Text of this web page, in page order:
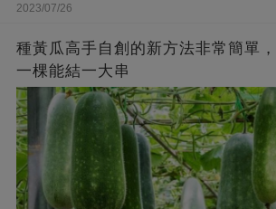
2023/07/26
種黃瓜高手自創的新方法非常簡單
一棵能結一大串